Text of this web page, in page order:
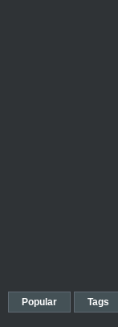
Popular Tags